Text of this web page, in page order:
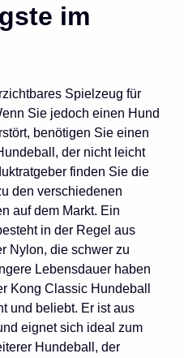
im
Spielzeug für
Sie jedoch einen Hund
benötigen Sie einen
der nicht leicht
finden Sie die
den verschiedenen
auf dem Markt. Ein
in der Regel aus
Nylon, die schwer zu
Lebensdauer haben
Kong Classic Hundeball
und beliebt. Er ist aus
eignet sich ideal zum
Hundeball, der